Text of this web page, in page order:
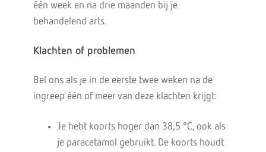
één week en na drie maanden bij je
behandelend arts.
Klachten of problemen
Bel ons als je in de eerste twee weken na de
ingreep één of meer van deze klachten krijgt:
Je hebt koorts hoger dan 38,5 °C, ook als
je paracetamol gebruikt. De koorts houdt